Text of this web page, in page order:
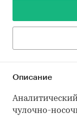
Описание
чулочно-